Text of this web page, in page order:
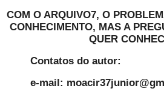
COM O ARQUIVO7, O
CONHECIMENTO, MAS A
QUER
Contatos do autor:
e-mail: